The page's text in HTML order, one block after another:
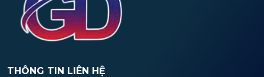
THÔNG TIN LIÊN HỆ